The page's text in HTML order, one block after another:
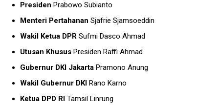
Presiden Prabowo Subianto
Menteri Pertahanan Sjafrie Sjamsoeddin
Wakil Ketua DPR Sufmi Dasco Ahmad
Utusan Khusus Presiden Raffi Ahmad
Gubernur DKI Jakarta Pramono Anung
Wakil Gubernur DKI Rano Karno
Ketua DPD RI Tamsil Linrung